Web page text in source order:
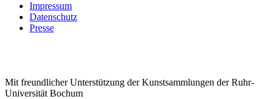
Impressum
Datenschutz
Presse
Mit freundlicher Unterstützung der Kunstsammlungen der Ruhr-
Universität Bochum